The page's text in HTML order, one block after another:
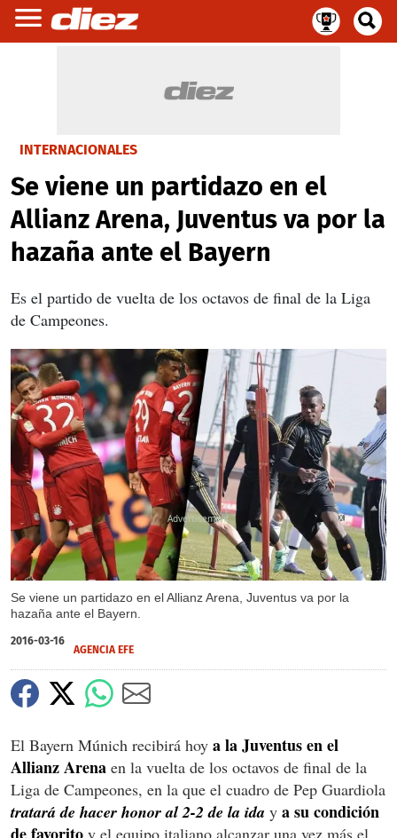
INTERNACIONALES
Se viene un partidazo en el
Allianz Arena, Juventus va por la
hazaña ante el Bayern
Es el partido de vuelta de los octavos de final de la Liga
de Campeones.
Se viene un partidazo en el Allianz Arena, Juventus va por la
hazaña ante el Bayern.
X
2016-03-16
AGENCIA EFE
El Bayern Múnich recibirá hoy a la Juventus en el
Allianz Arena en la vuelta de los octavos de final de la
Liga de Campeones, en la que el cuadro de Pep Guardiola
tratará de hacer honor al 2-2 de la ida y a su condición
de favorito y el equipo italiano alcanzar una vez más el